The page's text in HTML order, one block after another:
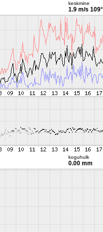
keskmine
1.9 m/s 109°
koguhulk
0.00 mm